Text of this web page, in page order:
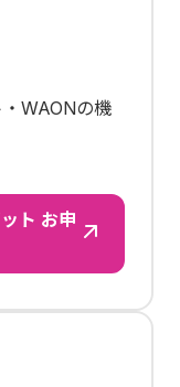
WAONの機
ト お申